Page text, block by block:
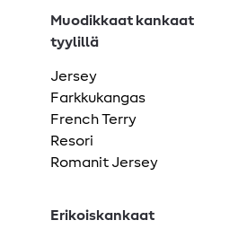
Muodikkaat kankaat
tyylillä
Jersey
Farkkukangas
French Terry
Resori
Romanit Jersey
Erikoiskankaat